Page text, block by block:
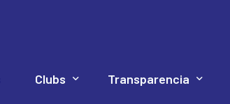
Clubs Transparencia